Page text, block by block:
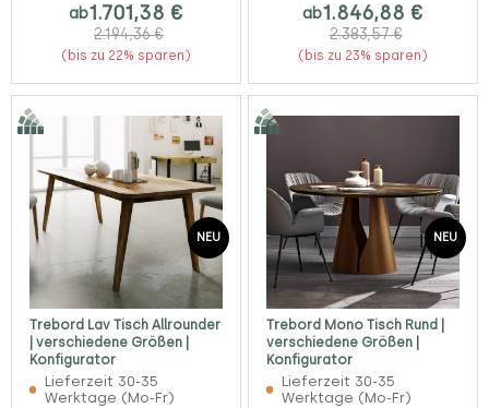
ab1.701,38 €
2.194,36 €
(bis zu 22% sparen)
ab1.846,88 €
2.383,57 €
(bis zu 23% sparen)
NEU
Trebord Lav Tisch Allrounder
| verschiedene Größen |
Konfigurator
Lieferzeit 30-35
Werktage (Mo-Fr)
NEU
Trebord Mono Tisch Rund |
verschiedene Größen |
Konfigurator
Lieferzeit 30-35
Werktage (Mo-Fr)